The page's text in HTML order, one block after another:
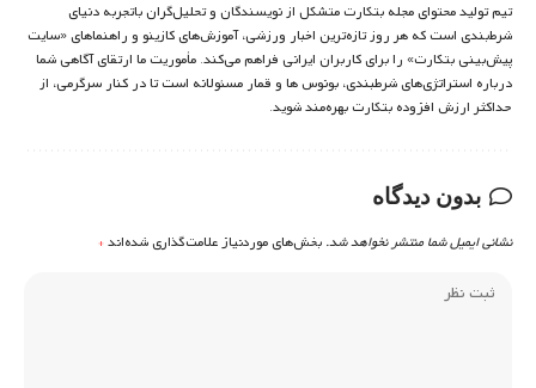
تیم تولید محتوای مجله بتکارت متشکل از نویسندگان و تحلیل‌گران باتجربه دنیای
شرط‌بندی است که هر روز تازه‌ترین اخبار ورزشی، آموزش‌های کازینو و راهنماهای «سایت
پیش‌بینی بتکارت» را برای کاربران ایرانی فراهم می‌کند. مأموریت ما ارتقای آگاهی شما
درباره استراتژی‌های شرطبندی، بونوس ها و قمار مسئولانه است تا در کنار سرگرمی، از
حداکثر ارزش افزوده بتکارت بهره‌مند شوید.
بدون دیدگاه
نشانی ایمیل شما منتشر نخواهد شد. بخش‌های موردنیاز علامت‌گذاری شده‌اند*